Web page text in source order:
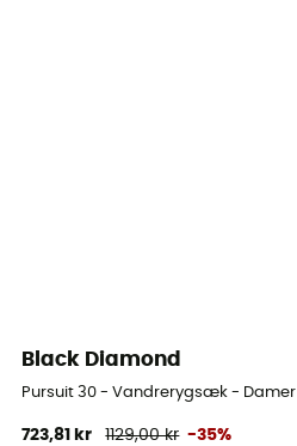
Black Diamond
Pursuit 30 - Vandrerygsæk - Damer
723,81 kr 1129,00 kr -35%